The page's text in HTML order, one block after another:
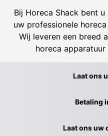
Bij Horeca Shack bent
uw professionele
Wij leveren een breed
horeca
Laat ons
Betaling
Laat ons uw